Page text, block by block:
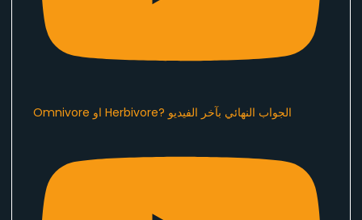
Omnivore او Herbivore? الجواب النهائي بآخر الفيديو